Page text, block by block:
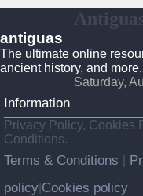
antiguas
The ultimate online
ancient history, and more.
Saturday,
Information
Privacy Policy, Cookies
Conditions.
Terms & Conditions
policy Cookies policy